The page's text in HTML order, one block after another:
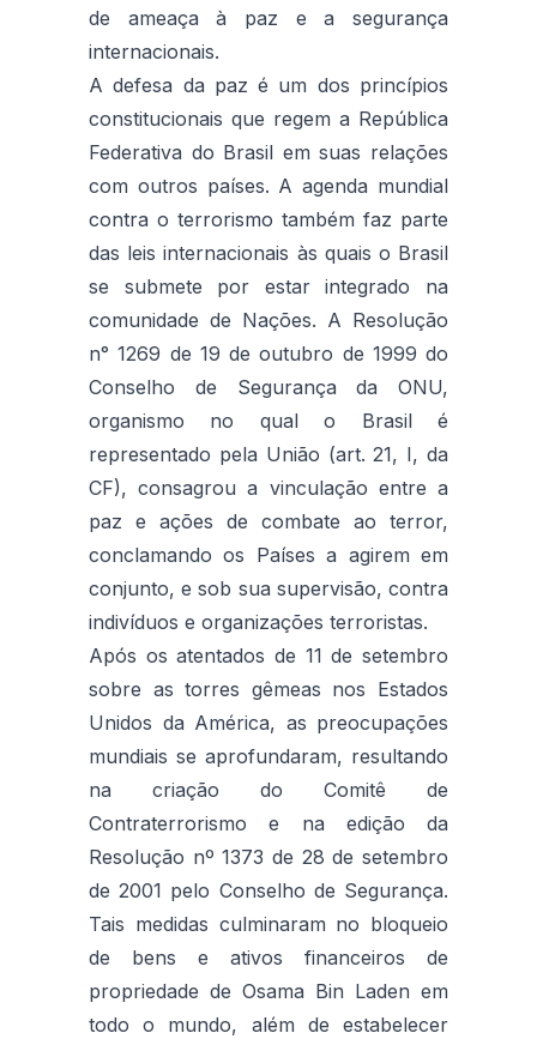
de ameaça à paz e a segurança
internacionais.
A defesa da paz é um dos princípios
constitucionais que regem a República
Federativa do Brasil em suas relações
com outros países. A agenda mundial
contra o terrorismo também faz parte
das leis internacionais às quais o Brasil
se submete por estar integrado na
comunidade de Nações. A Resolução
n° 1269 de 19 de outubro de 1999 do
Conselho de Segurança da ONU,
organismo no qual o Brasil é
representado pela União (art. 21, I, da
CF), consagrou a vinculação entre a
paz e ações de combate ao terror,
conclamando os Países a agirem em
conjunto, e sob sua supervisão, contra
indivíduos e organizações terroristas.
Após os atentados de 11 de setembro
sobre as torres gêmeas nos Estados
Unidos da América, as preocupações
mundiais se aprofundaram, resultando
na criação do Comitê de
Contraterrorismo e na edição da
Resolução nº 1373 de 28 de setembro
de 2001 pelo Conselho de Segurança.
Tais medidas culminaram no bloqueio
de bens e ativos financeiros de
propriedade de Osama Bin Laden em
todo o mundo, além de estabelecer